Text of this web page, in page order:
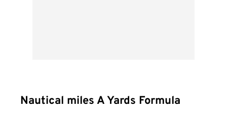
Nautical miles A Yards Formula